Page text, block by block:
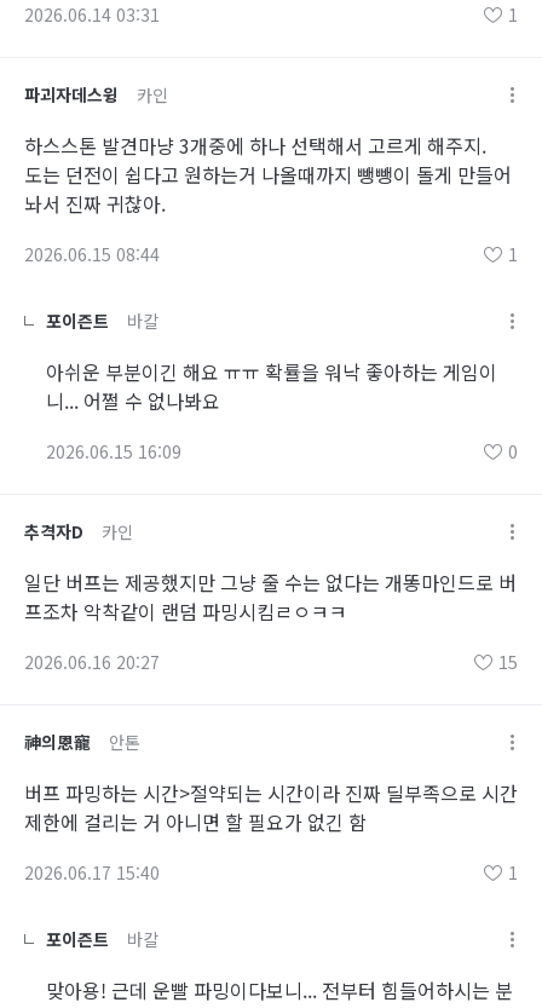
2026.06.14 03:31 1
파괴자데스윙 카인
하스스톤 발견마냥 3개중에 하나 선택해서 고르게 해주지.
도는 던전이 쉽다고 원하는거 나올때까지 뺑뺑이 돌게 만들어
놔서 진짜 귀찮아.
2026.06.15 08:44 1
포이즌트 바칼
아쉬운 부분이긴 해요 ㅠㅠ 확률을 워낙 좋아하는 게임이
니... 어쩔 수 없나봐요
2026.06.15 16:09 0
추격자D 카인
일단 버프는 제공했지만 그냥 줄 수는 없다는 개똥마인드로 버
프조차 악착같이 랜덤 파밍시킴ㄹㅇㅋㅋ
2026.06.16 20:27 15
神의恩寵 안톤
버프 파밍하는 시간>절약되는 시간이라 진짜 딜부족으로 시간
제한에 걸리는 거 아니면 할 필요가 없긴 함
2026.06.17 15:40 1
포이즌트 바칼
맞아용! 근데 운빨 파밍이다보니... 전부터 힘들어하시는 분